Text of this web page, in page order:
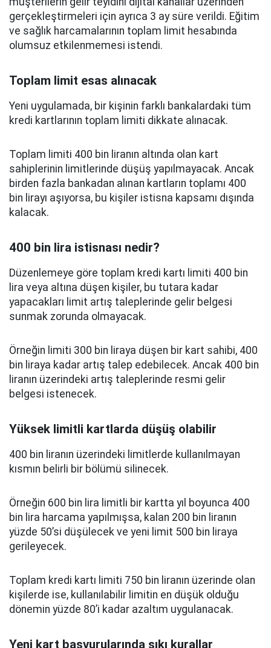
gerçekleştirmeleri için ayrıca 3 ay süre verildi. Eğitim
ve sağlık harcamalarının toplam limit hesabında
olumsuz etkilenmemesi istendi.
Toplam limit esas alınacak
Yeni uygulamada, bir kişinin farklı bankalardaki tüm
kredi kartlarının toplam limiti dikkate alınacak.
Toplam limiti 400 bin liranın altında olan kart
sahiplerinin limitlerinde düşüş yapılmayacak. Ancak
birden fazla bankadan alınan kartların toplamı 400
bin lirayı aşıyorsa, bu kişiler istisna kapsamı dışında
kalacak.
400 bin lira istisnası nedir?
Düzenlemeye göre toplam kredi kartı limiti 400 bin
lira veya altına düşen kişiler, bu tutara kadar
yapacakları limit artış taleplerinde gelir belgesi
sunmak zorunda olmayacak.
Örneğin limiti 300 bin liraya düşen bir kart sahibi, 400
bin liraya kadar artış talep edebilecek. Ancak 400 bin
liranın üzerindeki artış taleplerinde resmi gelir
belgesi istenecek.
Yüksek limitli kartlarda düşüş olabilir
400 bin liranın üzerindeki limitlerde kullanılmayan
kısmın belirli bir bölümü silinecek.
Örneğin 600 bin lira limitli bir kartta yıl boyunca 400
bin lira harcama yapılmışsa, kalan 200 bin liranın
yüzde 50’si düşülecek ve yeni limit 500 bin liraya
gerileyecek.
Toplam kredi kartı limiti 750 bin liranın üzerinde olan
kişilerde ise, kullanılabilir limitin en düşük olduğu
dönemin yüzde 80’i kadar azaltım uygulanacak.
Yeni kart başvurularında sıkı kurallar